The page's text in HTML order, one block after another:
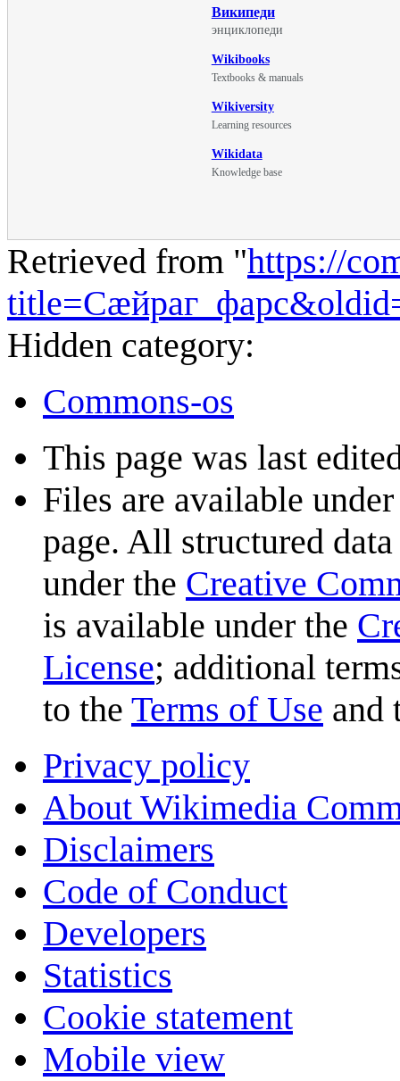
Википеди
энциклопеди
Wikibooks
Textbooks & manuals
Wikiversity
Learning resources
Wikidata
Knowledge base
Retrieved from "https://
Hidden category:
Commons-os
This page was last
Files are available
page. All structured
under the Creative
is available under the
License; additional
to the Terms of Use and
Privacy policy
About Wikimedia
Disclaimers
Code of Conduct
Developers
Statistics
Cookie statement
Mobile view